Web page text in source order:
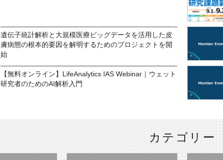
遺伝子統計解析と大規模医療ビッグデータを活用した皮
膚病態の根本的要因を解明するためのプロジェクトを開
始
【無料オンライン】LifeAnalytics IAS Webinar｜ウェット
研究者のためのAI解析入門
カテゴリー